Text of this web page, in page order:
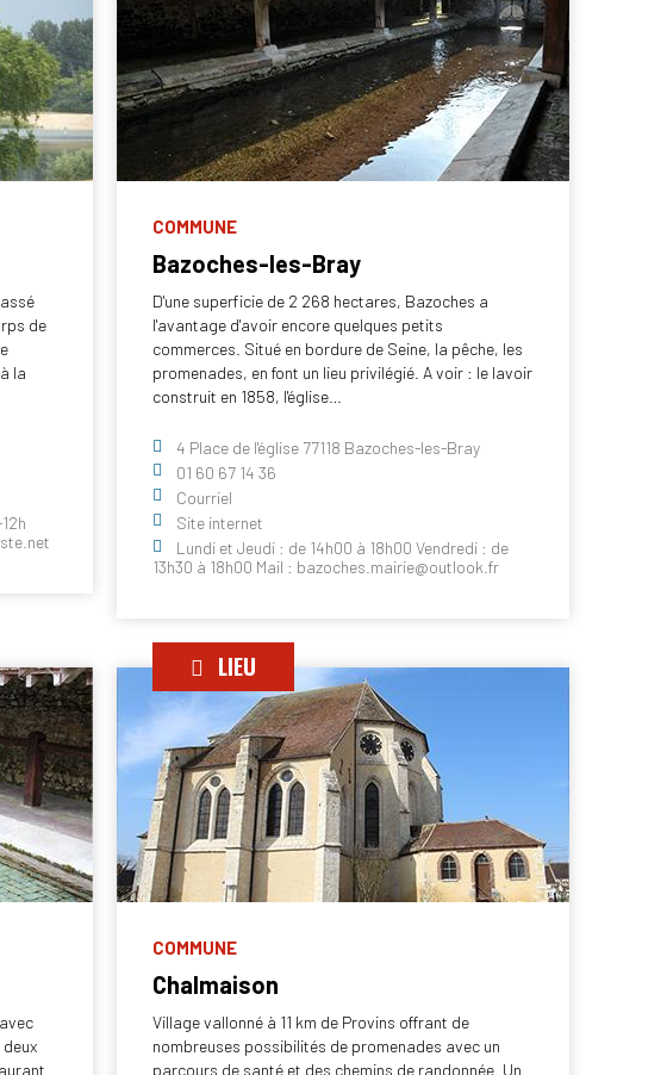
de
la
COMMUNE
Bazoches-les-Bray
D'une superficie de 2 268 hectares, Bazoches a
l'avantage d'avoir encore quelques petits
commerces. Situé en bordure de Seine, la pêche, les
promenades, en font un lieu privilégié. A voir : le lavoir
construit en 1858, l'église…
4 Place de l'église 77118 Bazoches-les-Bray
01 60 67 14 36
Courriel
Site internet
Lundi et Jeudi : de 14h00 à 18h00 Vendredi : de
13h30 à 18h00 Mail : bazoches.mairie@outlook.fr
LIEU
COMMUNE
Chalmaison
Village vallonné à 11 km de Provins offrant de
nombreuses possibilités de promenades avec un
parcours de santé et des chemins de randonnée. Un